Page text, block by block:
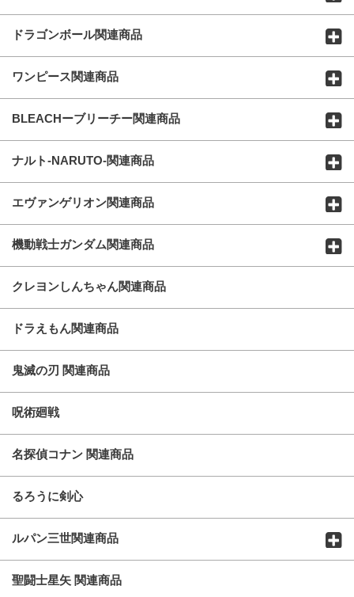
ドラゴンボール関連商品
ワンピース関連商品
BLEACHーブリーチー関連商品
ナルト-NARUTO-関連商品
エヴァンゲリオン関連商品
機動戦士ガンダム関連商品
クレヨンしんちゃん関連商品
ドラえもん関連商品
鬼滅の刃 関連商品
呪術廻戦
名探偵コナン 関連商品
るろうに剣心
ルパン三世関連商品
聖闘士星矢 関連商品